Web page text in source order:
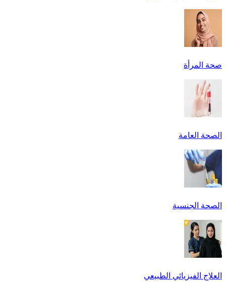
صحة المرأة
الصحة العامة
الصحة الجنسية
العلاج الفيزيائي الطبيعي